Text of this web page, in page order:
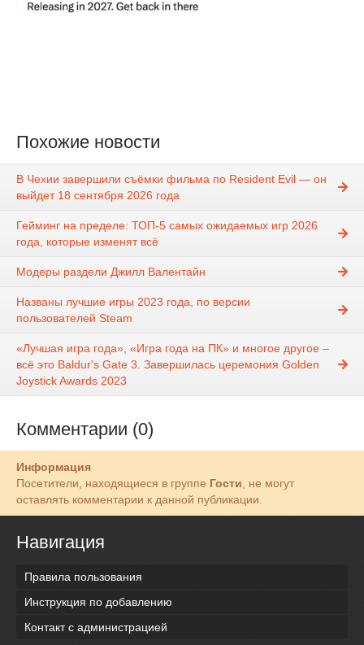
Похожие новости
В Чехии завершили съёмки фильма по Resident Evil — он
выйдет 18 сентября 2026 года
Гейминг на пределе: ТОП-5 самых ожидаемых игр 2026
года, которые изменят всё
Модеры раздели Джилл Вaлeнтaйн
Названы лучшие игры 2023 года, по версии
пользователей Steam
«Лучшая игра года», «Игра года на ПК» и многое другое –
всё это Baldur's Gate 3. Завершилась церемония Golden
Joystick Awards 2023
Комментарии (0)
Информация
Посетители, находящиеся в группе Гости, не могут
оставлять комментарии к данной публикации.
Навигация
Правила пользования
Инструкция по добавлению
Контакт с администрацией